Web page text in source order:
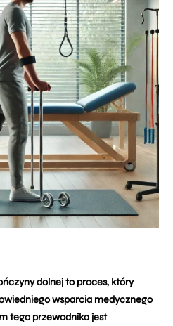
dolnej to proces, który
wsparcia medycznego
tego przewodnika jest